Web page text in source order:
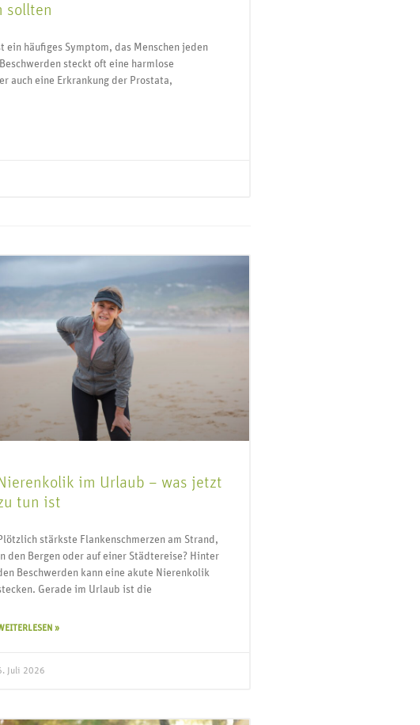
sollten
ein häufiges Symptom, das Menschen jeden
steckt oft eine harmlose
auch eine Erkrankung der Prostata,
im Urlaub – was jetzt
tun ist
stärkste Flankenschmerzen am Strand,
den Bergen oder auf einer Städtereise? Hinter
Beschwerden kann eine akute Nierenkolik
Gerade im Urlaub ist die
»
Juli 2026